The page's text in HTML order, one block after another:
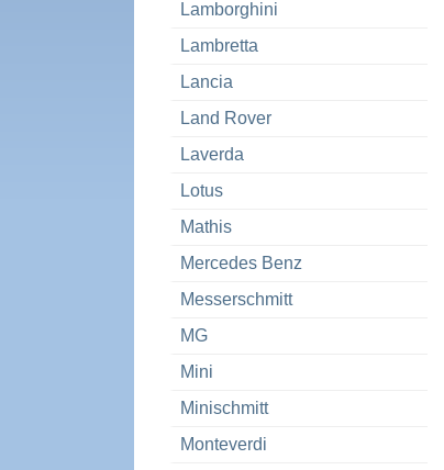
Lamborghini
Lambretta
Lancia
Land Rover
Laverda
Lotus
Mathis
Mercedes Benz
Messerschmitt
MG
Mini
Minischmitt
Monteverdi